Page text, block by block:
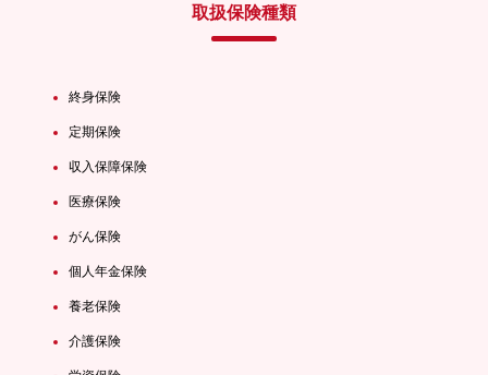
取扱保険種類
終身保険
定期保険
収入保障保険
医療保険
がん保険
個人年金保険
養老保険
介護保険